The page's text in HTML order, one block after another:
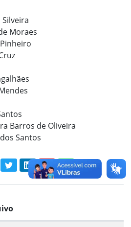
Moraes
Barros de Oliveira
Santos
conteúdo:
TwitterLinkedInPinterestWhatsApp